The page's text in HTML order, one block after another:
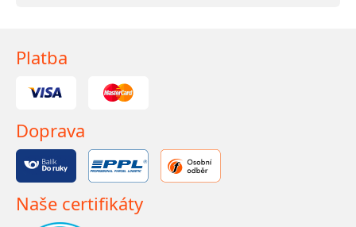
Platba
Doprava
Naše certifikáty